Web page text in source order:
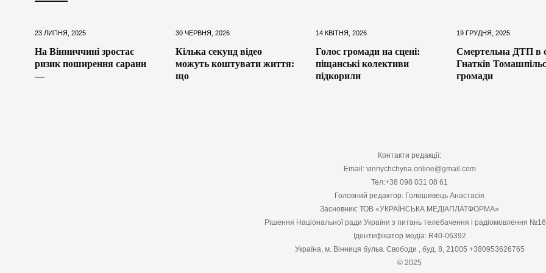
23 ЛИПНЯ, 2025
На Вінниччині зростає
ризик поширення сарани
—
30 ЧЕРВНЯ, 2026
Кілька секунд відео
можуть коштувати життя:
що
14 КВІТНЯ, 2026
Голос громади на сцені:
піщанські колективи
підкорили
19 ГРУДНЯ, 2025
Смертельна ДТП в
Гнатків
громади
Контакти редакції:
Email: vinnychchyna.online@gmail.com
Тел:+38 098 031 08 61
Головний редактор: Голошивець Анастасія
Засновник: ТОВ «УКРАЇНСЬКА МЕДІАПЛАТФОРМА»
Рішення Національної ради України з питань телебачення і радіомовлення
Ідентифікатор медіа: R40-06392
Україна, м. Вінниця бульв. Свободи , буд. 8, 21005 +380953626765
© 2025